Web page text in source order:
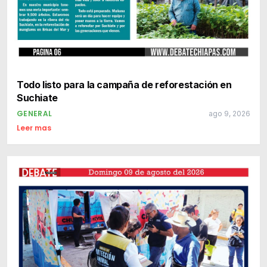
Todo listo para la campaña de reforestación en
Suchiate
GENERAL ago 9, 2026
Leer mas